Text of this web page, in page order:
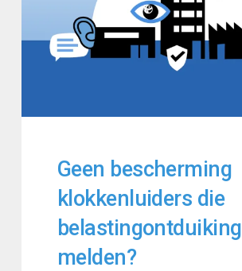
Geen bescherming
klokkenluiders die
belastingontduiking
melden?